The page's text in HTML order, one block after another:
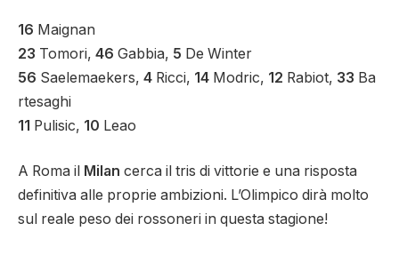
16 Maignan
23 Tomori, 46 Gabbia, 5 De Winter
56 Saelemaekers, 4 Ricci, 14 Modric, 12 Rabiot, 33 Ba
rtesaghi
11 Pulisic, 10 Leao
A Roma il Milan cerca il tris di vittorie e una risposta
definitiva alle proprie ambizioni. L’Olimpico dirà molto
sul reale peso dei rossoneri in questa stagione!